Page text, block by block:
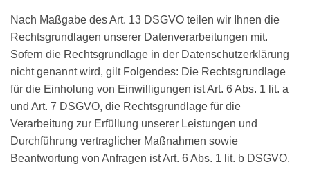
Nach Maßgabe des Art. 13 DSGVO teilen wir Ihnen die
Rechtsgrundlagen unserer Datenverarbeitungen mit.
Sofern die Rechtsgrundlage in der Datenschutzerklärung
nicht genannt wird, gilt Folgendes: Die Rechtsgrundlage
für die Einholung von Einwilligungen ist Art. 6 Abs. 1 lit. a
und Art. 7 DSGVO, die Rechtsgrundlage für die
Verarbeitung zur Erfüllung unserer Leistungen und
Durchführung vertraglicher Maßnahmen sowie
Beantwortung von Anfragen ist Art. 6 Abs. 1 lit. b DSGVO,